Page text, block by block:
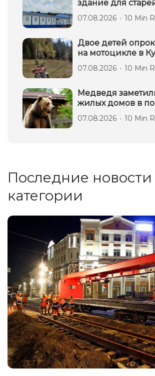
здание для
07.08.2026 10 Min
Двое детей
на мотоцикле в
07.08.2026 10 Min
Медведя
жилых домов в
07.08.2026 10 Min
Последние новости
категории